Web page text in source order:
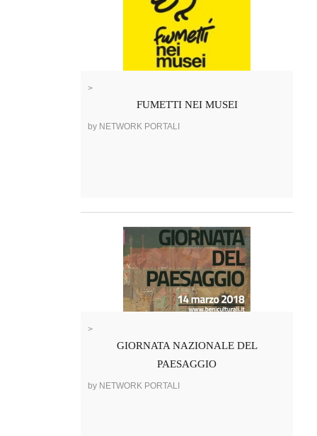
>
FUMETTI NEI MUSEI
by NETWORK PORTALI
>
GIORNATA NAZIONALE DEL
PAESAGGIO
by NETWORK PORTALI